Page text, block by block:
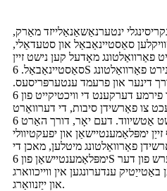
ינטערנאַשאַנאַלייזד מאַרק,
סאַסטיינאַבאַל און סטעדאַלי,
פאַרוואַלטונג מאָדעל קען נישט זיין
סאַסטיינאַבאַל. 6S פאַרוואַלטונג, ווי אַ מין פון ראַפינירט פאַרוואַלטונג
דינער און פרעמד ענטערפּריסעס.
אונדזער פירמע דערקענט די וויכטיקייט פון 6S אין 2002 און אַקטיוולי
צו פאַרשידן סיבות, די דערוואַרט
ווירקונג איז נישט אַטשיווד. דעם יאָר, דורך האַרט 6S טריינינג, די
ימפּלאַמענטיישאַן און יפעקטיוולי
פאַרוואַלטונג מיטלען, מאכן די
ימפּלאַמענטיישאַן פון 6S פאַנדאַמענטאַלי אַנדערש פון דער
ענדערונגען אין ווייכווארג
און ייַזנוואַרג.